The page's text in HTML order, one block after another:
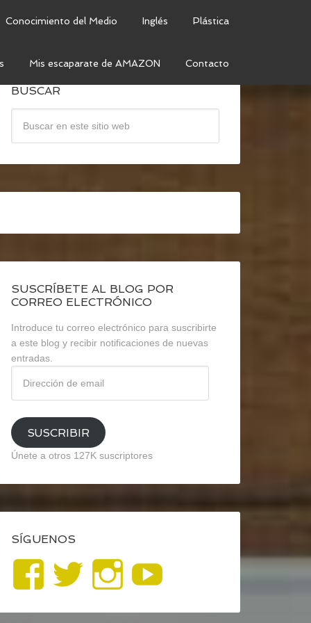
Conocimiento del Medio Inglés Plástica
Mis escaparate de AMAZON Contacto
BUSCAR
SUSCRÍBETE AL BLOG POR
CORREO ELECTRÓNICO
Introduce tu correo electrónico para suscribirte
a este blog y recibir notificaciones de nuevas
entradas.
email
SUSCRIBIR
Únete a otros 127K suscriptores
SÍGUENOS
Ver
perfil
Ver
perfil
Ver
perfil
YouTube